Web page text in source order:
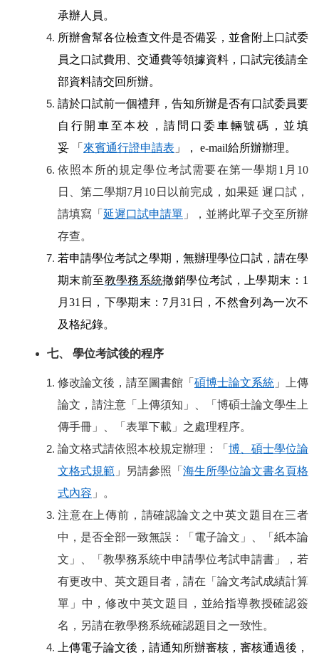
承辦人員。
所辦會幫各位檢查文件是否備妥，並會附上口試委
員之口試費用、交通費等領據資料，口試完後請全
部資料請交回所辦。
請於口試前一個禮拜，告知所辦是否有口試委員要
自行開車至本校，請問口委車輛號碼，並填
妥 「 來賓通行證申請表 」， e-mail給所辦辦理。
依照本所的規定學位考試需要在第一學期1月10
日、第二學期7月10日以前完成，如果延 遲口試，
請填寫「 延遲口試申請單 」，並將此單子交至所辦
存查。
若申請學位考試之學期，無辦理學位口試，請在學
期末前至教學務系統撤銷學位考試，上學期末：1
月31日，下學期末：7月31日，不然會列為一次不
及格紀錄。
七、 學位考試後的程序
修改論文後，請至圖書館「 碩博士論文系統 」上傳
論文，請注意「
上傳須知 」、「 博碩士論文學生上
傳手冊 」、「 表單下載 」之處理程序。
論文格式請依照本校規定辦理：「 博、碩士學位論
文格式規範 」另請參照「 海生所學位論文書名頁格
式內容 」。
注意在上傳前，請確認論文之中英文題目在三者
中，是否全部一致無誤：「電子論文」、「紙本論
文」、「教學務系統中申請學位考試申請書」，若
有更改中、英文題目者，請在「論文考試成績計算
單」中，修改中英文題目，並給指導教授確認簽
名，另請在教學務系統確認題目之一致性。
上傳電子論文後，請通知所辦審核，審核通過後，